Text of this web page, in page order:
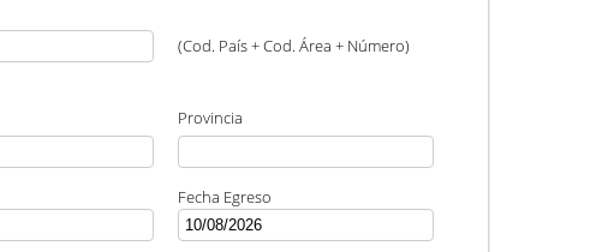
(Cod. País + Cod. Área + Número)
Provincia
Fecha Egreso